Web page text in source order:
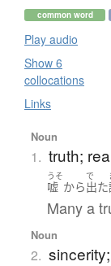
common word
Play audio
Show 6
collocations
Links
Noun
1. truth;
うそ
嘘 から
で
出た
Many a
Noun
2.